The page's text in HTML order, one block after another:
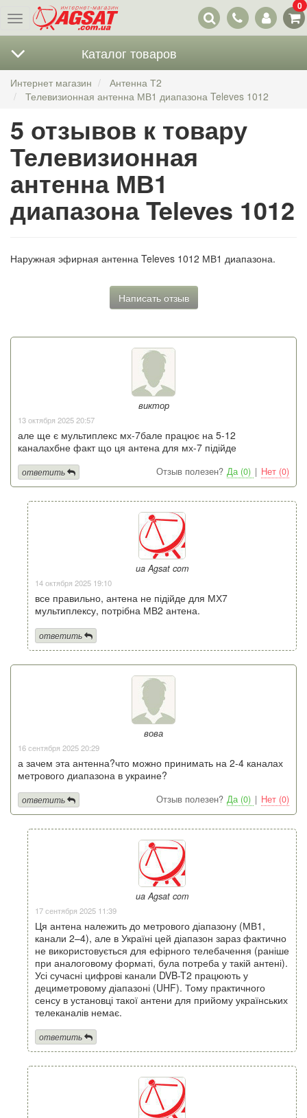
Меню
Наши
контакты
0
Каталог товаров
Интернет магазин
Антенна Т2
Телевизионная антенна МВ1 диапазона Televes 1012
5 отзывов к товару
Телевизионная
антенна МВ1
диапазона Televes 1012
Наружная эфирная антенна Televes 1012 МВ1 диапазона.
Написать отзыв
виктор
13 октября 2025 20:57
але ще є мультиплекс мх-7бале працює на 5-12
каналахбне факт що ця антена для мх-7 підійде
Отзыв полезен? Да (0) | Нет (0)
ответить
ua Agsat com
14 октября 2025 19:10
все правильно, антена не підійде для МХ7
мультиплексу, потрібна МВ2 антена.
ответить
вова
16 сентября 2025 20:29
а зачем эта антенна?что можно принимать на 2-4 каналах
метрового диапазона в украине?
Отзыв полезен? Да (0) | Нет (0)
ответить
ua Agsat com
17 сентября 2025 11:39
Ця антена належить до метрового діапазону (МВ1,
канали 2–4), але в Україні цей діапазон зараз фактично
не використовується для ефірного телебачення (раніше
при аналоговому форматі, була потреба у такій антені).
Усі сучасні цифрові канали DVB-T2 працюють у
дециметровому діапазоні (UHF). Тому практичного
сенсу в установці такої антени для прийому українських
телеканалів немає.
ответить